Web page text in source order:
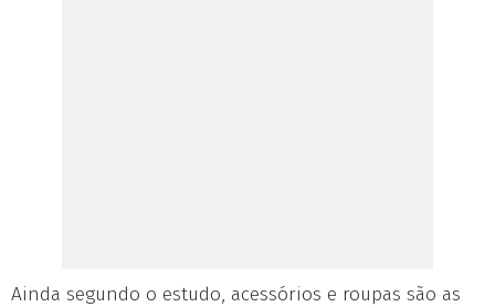
Ainda segundo o estudo, acessórios e roupas são as